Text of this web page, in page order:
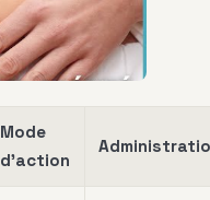
Mode
d’action